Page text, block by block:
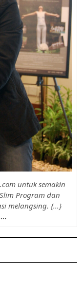
untuk semakin
Program dan
melangsing. {...}